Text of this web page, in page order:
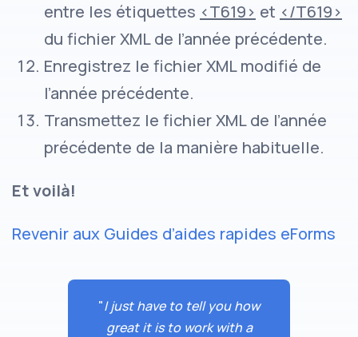
entre les étiquettes <T619> et </T619>
du fichier XML de l’année précédente.
Enregistrez le fichier XML modifié de
l’année précédente.
Transmettez le fichier XML de l’année
précédente de la manière habituelle.
Et voilà!
Revenir aux Guides d’aides rapides eForms
"I just have to tell you how
great it is to work with a